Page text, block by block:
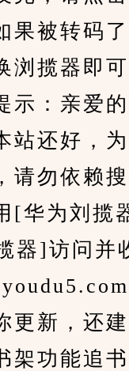
果被转码
浏揽器即可
：亲爱的
站还好，
请勿依赖搜
[华为刘揽
器]访问并
更新，还
架功能追